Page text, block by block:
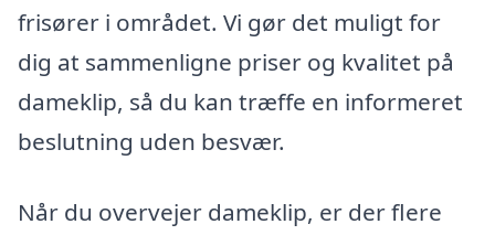
frisører i området. Vi gør det muligt for
dig at sammenligne priser og kvalitet på
dameklip, så du kan træffe en informeret
beslutning uden besvær.
Når du overvejer dameklip, er der flere